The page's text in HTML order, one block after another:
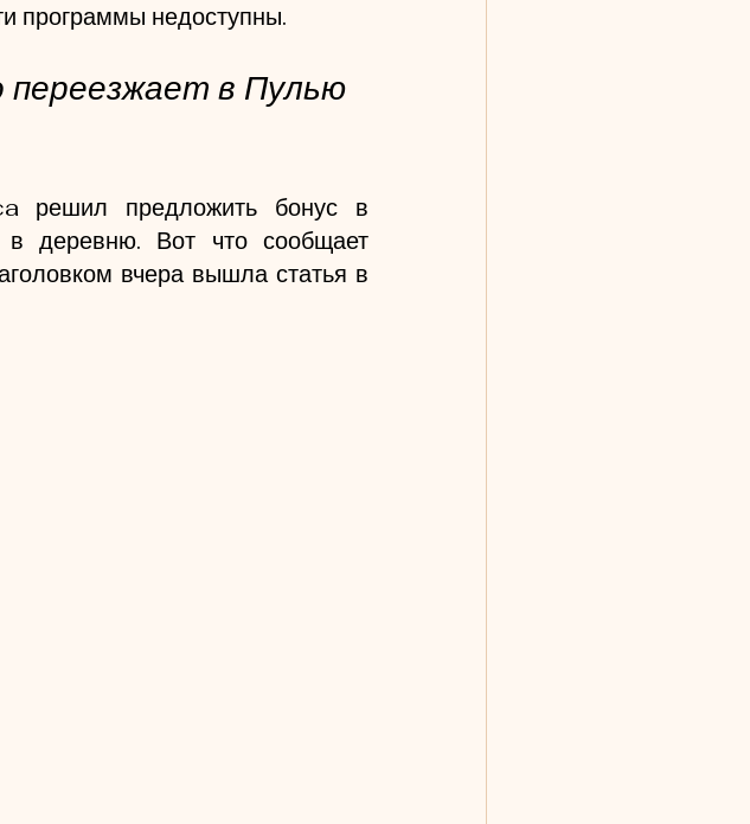
программы недоступны.
переезжает в Пулью
решил предложить бонус в
деревню. Вот что сообщает